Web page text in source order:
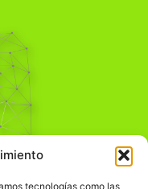
tecnologías como las
transformarlo.